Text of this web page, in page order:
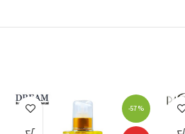
-57%